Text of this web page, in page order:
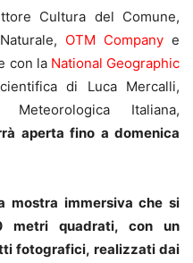
Cultura del Comune,
OTM Companye
con la National Geographic
di Luca Mercalli,
Italiana,
aperta fino a domenica
mostra immersiva che si
metri quadrati, con un
fotografici, realizzati dai